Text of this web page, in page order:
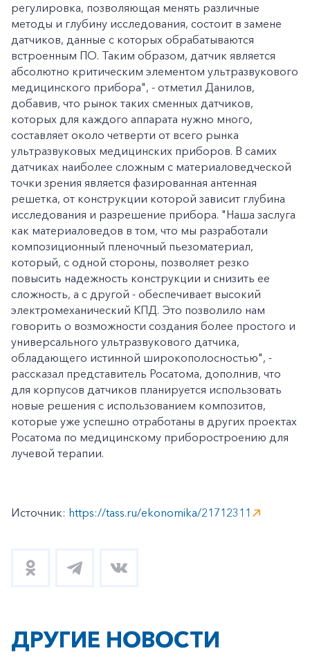
Корпоративным клиентам
регулировка, позволяющая менять различные
методы и глубину исследования, состоит в замене
датчиков, данные с которых обрабатываются
встроенным ПО. Таким образом, датчик является
абсолютно критическим элементом ультразвукового
медицинского прибора", - отметил Данилов,
добавив, что рынок таких сменных датчиков,
которых для каждого аппарата нужно много,
составляет около четверти от всего рынка
ультразвуковых медицинских приборов. В самих
датчиках наиболее сложным с материаловедческой
точки зрения является фазированная антенная
решетка, от конструкции которой зависит глубина
исследования и разрешение прибора. "Наша заслуга
как материаловедов в том, что мы разработали
композиционный пленочный пьезоматериал,
который, с одной стороны, позволяет резко
повысить надежность конструкции и снизить ее
сложность, а с другой - обеспечивает высокий
электромеханический КПД. Это позволило нам
говорить о возможности создания более простого и
универсального ультразвукового датчика,
обладающего истинной широкополосностью", -
рассказал представитель Росатома, дополнив, что
для корпусов датчиков планируется использовать
новые решения с использованием композитов,
которые уже успешно отработаны в других проектах
Росатома по медицинскому приборостроению для
лучевой терапии.
Источник: https://tass.ru/ekonomika/21712311
ДРУГИЕ НОВОСТИ